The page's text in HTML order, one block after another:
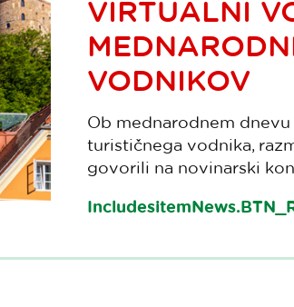
VIRTUALNI
VODNIKOV
Ob mednarodnem
turističnega vodnika,
govorili na novinarski